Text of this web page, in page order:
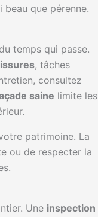
beau que pérenne.
temps qui passe.
, tâches
consultez
saine limite les
patrimoine. La
ou de respecter la
Une inspection